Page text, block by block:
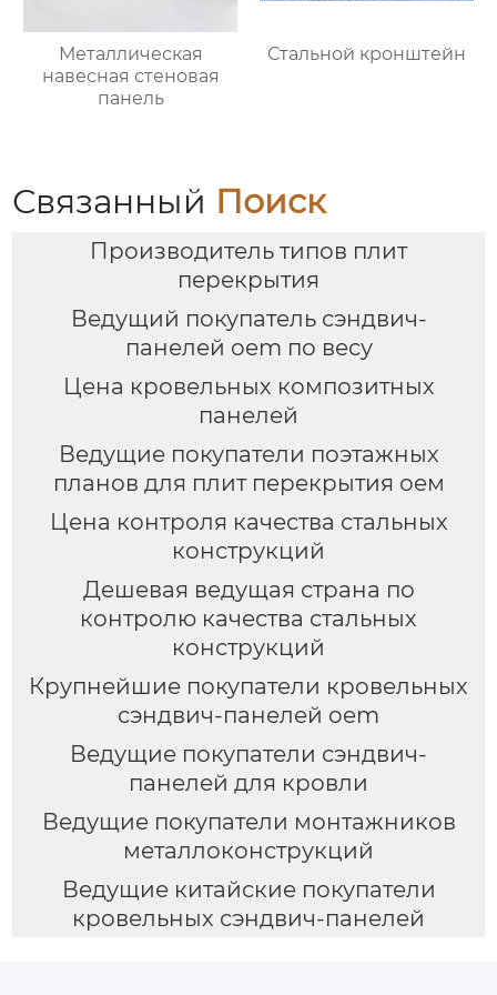
Металлическая
навесная стеновая
панель
Стальной кронштейн
Связанный Поиск
Производитель типов плит
перекрытия
Ведущий покупатель сэндвич-
панелей oem по весу
Цена кровельных композитных
панелей
Ведущие покупатели поэтажных
планов для плит перекрытия оем
Цена контроля качества стальных
конструкций
Дешевая ведущая страна по
контролю качества стальных
конструкций
Крупнейшие покупатели кровельных
сэндвич-панелей oem
Ведущие покупатели сэндвич-
панелей для кровли
Ведущие покупатели монтажников
металлоконструкций
Ведущие китайские покупатели
кровельных сэндвич-панелей